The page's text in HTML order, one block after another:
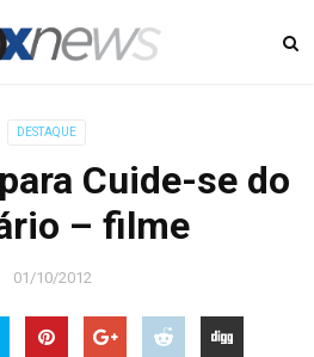
DESTAQUE
Cuide-se do
– filme
01/10/2012